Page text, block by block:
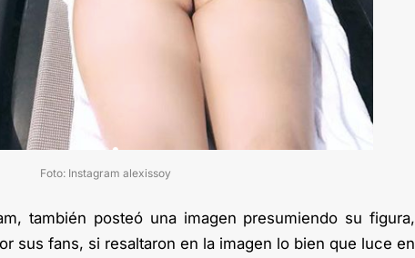
Foto: Instagram alexissoy
también posteó una imagen presumiendo su figura,
sus fans, si resaltaron en la imagen lo bien que luce en